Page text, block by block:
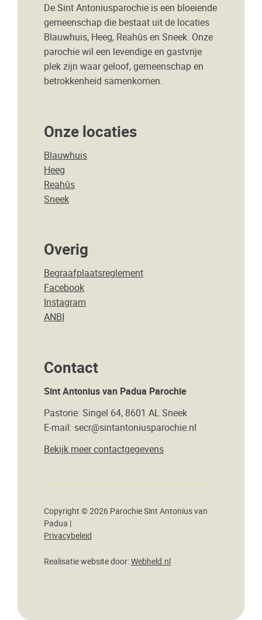
De Sint Antoniusparochie is een bloeiende
gemeenschap die bestaat uit de locaties
Blauwhuis, Heeg, Reahûs en Sneek. Onze
parochie wil een levendige en gastvrije
plek zijn waar geloof, gemeenschap en
betrokkenheid samenkomen.
Onze locaties
Blauwhuis
Heeg
Reahûs
Sneek
Overig
Begraafplaatsreglement
Facebook
Instagram
ANBI
Contact
Sint Antonius van Padua Parochie
Pastorie: Singel 64, 8601 AL Sneek
E-mail: secr@sintantoniusparochie.nl
Bekijk meer contactgegevens
Copyright © 2026 Parochie Sint Antonius van
Padua |
Privacybeleid
Realisatie website door:Webheld.nl